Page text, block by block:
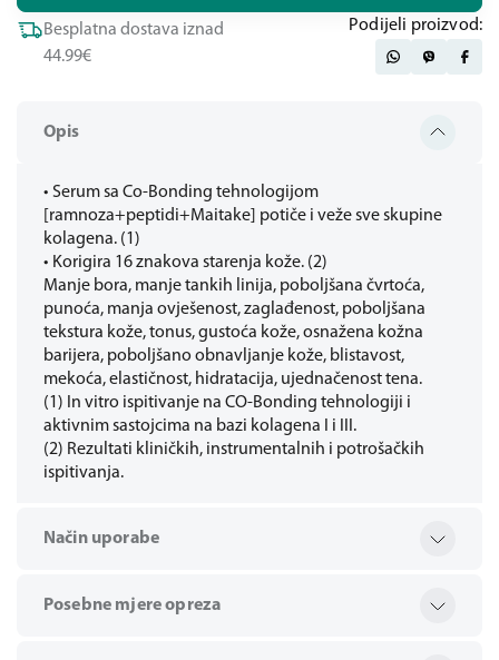
Opis
• Serum sa Co-Bonding tehnologijom
[ramnoza+peptidi+Maitake] potiče i veže sve skupine
kolagena. (1)
• Korigira 16 znakova starenja kože. (2)
Manje bora, manje tankih linija, poboljšana čvrtoća,
punoća, manja ovješenost, zaglađenost, poboljšana
tekstura kože, tonus, gustoća kože, osnažena kožna
barijera, poboljšano obnavljanje kože, blistavost,
mekoća, elastičnost, hidratacija, ujednačenost tena.
(1) In vitro ispitivanje na CO-Bonding tehnologiji i
aktivnim sastojcima na bazi kolagena I i III.
(2) Rezultati kliničkih, instrumentalnih i potrošačkih
ispitivanja.
Način uporabe
Posebne mjere opreza
Besplatna dostava iznad
44.99€
Podijeli proizvod: